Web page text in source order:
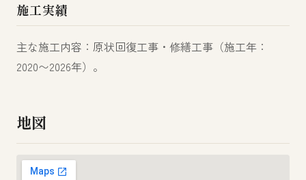
施工実績
主な施工内容：原状回復工事・修繕工事（施工年：
2020〜2026年）。
地図